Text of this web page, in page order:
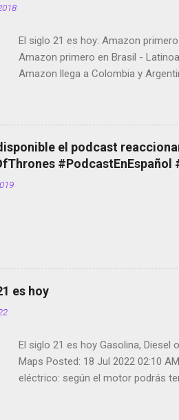
El siglo 21 es hoy: Amazon
Amazon primero en Brasil -
Amazon llega a Colombia y
copyright en Instagram Música y
Scott saca a Kevin Spacey de su
el smartphone en sus misas La
de bicicletas de alquiler Stop
tumbado. Amazon Music: Chingo
el podcast
#PodcastEnEspañol
es hoy
El siglo 21 es hoy Gasolina, Diesel
Maps Posted: 18 Jul 2022 02:10
eléctrico: según el motor podrás
de esos sentidos es lo que hacen